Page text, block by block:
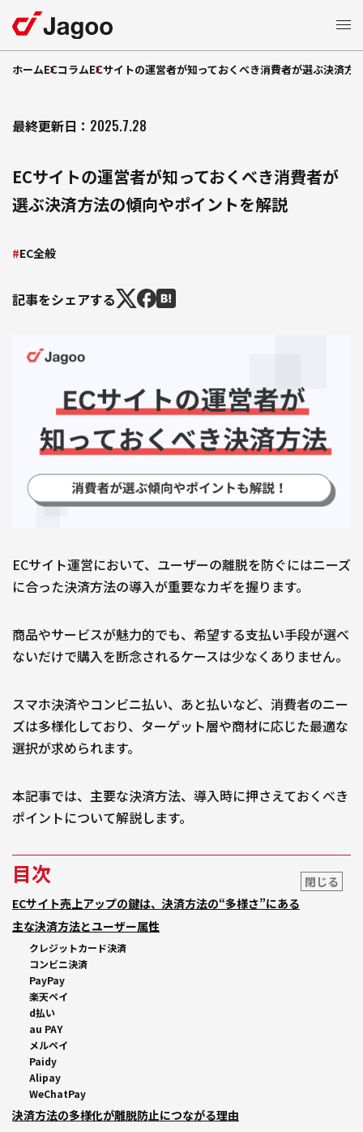
サービス一覧
Amazon
支援
Yahoo!ショッピング支援
TikTok Shop
LP制作支援
自社
自社サイト立ち上げ・制作
特長
支援事例
セミナー
お知らせ
会社紹介
会社概要
メンバー
採用情報
Jagooを知る
お問い合わせ
ホームECコラムECサイトの運営者が知っておくべき消費者が選ぶ決済方
最終更新日： 2025.7.28
ECサイトの運営者が知っておくべき消費者が
選ぶ決済方法の傾向やポイントを解説
EC全般
記事をシェアする
ECサイト運営において、ユーザーの離脱を防ぐにはニーズ
に合った決済方法の導入が重要なカギを握ります。
商品やサービスが魅力的でも、希望する支払い手段が選べ
ないだけで購入を断念されるケースは少なくありません。
スマホ決済やコンビニ払い、あと払いなど、消費者のニー
ズは多様化しており、ターゲット層や商材に応じた最適な
選択が求められます。
本記事では、主要な決済方法、導入時に押さえておくべき
ポイントについて解説します。
目次
閉じる
ECサイト売上アップの鍵は、決済方法の“多様さ”にある
主な決済方法とユーザー属性
クレジットカード決済
コンビニ決済
PayPay
楽天ペイ
d払い
au PAY
メルペイ
Paidy
Alipay
WeChatPay
決済方法の多様化が離脱防止につながる理由